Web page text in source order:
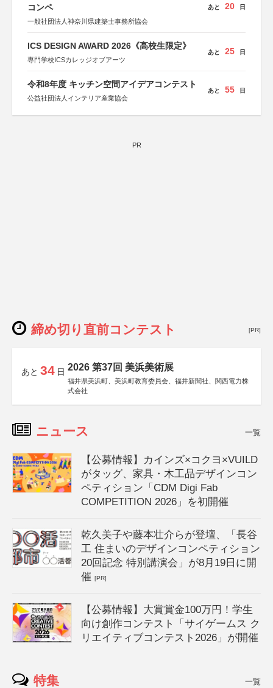
コンペ
一般社団法人神奈川県建築士事務所協会
あと 20 日
ICS DESIGN AWARD 2026《高校生限定》
専門学校ICSカレッジオブアーツ
あと 25 日
令和8年度 キッチン空間アイデアコンテスト
公益社団法人インテリア産業協会
あと 55 日
PR
締め切り直前コンテスト [PR]
あと 34 日 2026 第37回 美浜美術展
福井県美浜町、美浜町教育委員会、福井新聞社、関西電力株
式会社
ニュース 一覧
【公募情報】カインズ×コクヨ×VUILD
がタッグ、家具・木工品デザインコン
ペティション「CDM Digi Fab
COMPETITION 2026」を初開催
乾久美子や藤本壮介らが登壇、「長谷
工 住まいのデザインコンペティション
20回記念 特別講演会」が8月19日に開
催[PR]
【公募情報】大賞賞金100万円！学生
向け創作コンテスト「サイゲームス ク
リエイティブコンテスト2026」が開催
特集 一覧